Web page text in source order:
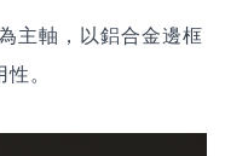
主軸，以鋁合金邊框
。